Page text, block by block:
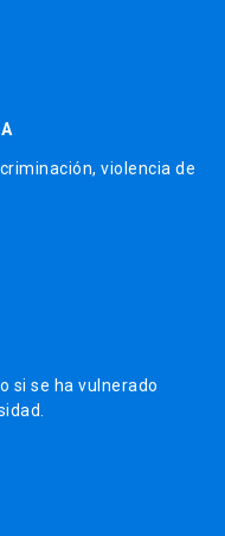
violencia de
si se ha vulnerado